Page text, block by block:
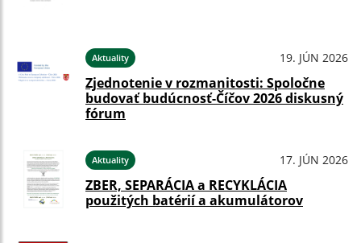
Aktuality 19. JÚN 2026
Zjednotenie v rozmanitosti: Spoločne
budovať budúcnosť-Číčov 2026 diskusný
fórum
Aktuality 17. JÚN 2026
ZBER, SEPARÁCIA a RECYKLÁCIA
použitých batérií a akumulátorov